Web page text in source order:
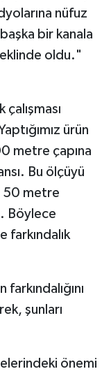
nüfuz
bir kanala
oldu."
ürün
metre çapına
Bu ölçüyü
50 metre
Böylece
farkındalık
şunları
önemi